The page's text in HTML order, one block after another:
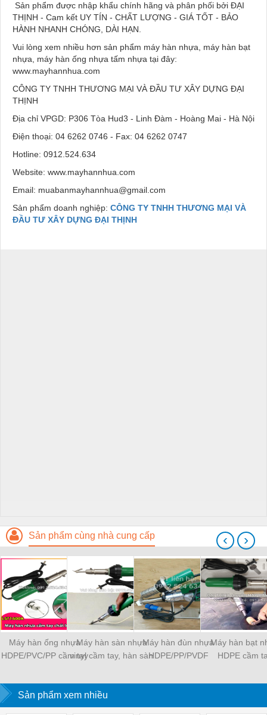
Sản phẩm được nhập khẩu chính hãng và phân phối bởi ĐẠI
THỊNH - Cam kết UY TÍN - CHẤT LƯỢNG - GIÁ TỐT - BẢO
HÀNH NHANH CHÓNG, DÀI HẠN.
Vui lòng xem nhiều hơn sản phẩm máy hàn nhựa, máy hàn bạt
nhựa, máy hàn ống nhựa tấm nhựa tại đây:
www.mayhannhua.com
CÔNG TY TNHH THƯƠNG MẠI VÀ ĐẦU TƯ XÂY DỰNG ĐẠI
THỊNH
Địa chỉ VPGD: P306 Tòa Hud3 - Linh Đàm - Hoàng Mai - Hà Nội
️Điện thoại: 04 6262 0746 - Fax: 04 6262 0747
️Hotline: 0912.524.634
Website: www.mayhannhua.com
Email: muabanmayhannhua@gmail.com
Sản phẩm doanh nghiệp: CÔNG TY TNHH THƯƠNG MẠI VÀ
ĐẦU TƯ XÂY DỰNG ĐẠI THỊNH
Sản phẩm cùng nhà cung cấp
Máy hàn ống nhựa
HDPE/PVC/PP cầm tay
Máy hàn sàn nhựa
vinyl cầm tay, hàn sàn
Máy hàn đùn nhựa
HDPE/PP/PVDF
Máy hàn bạt
HDPE cầm
‹ ›
Sản phẩm xem nhiều